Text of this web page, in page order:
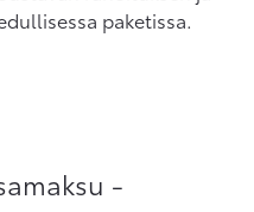
paketissa.
-